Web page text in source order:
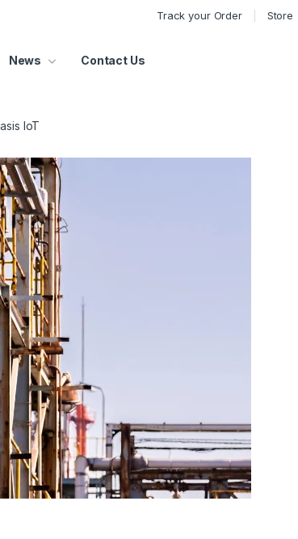
Track your Order Store
News Contact Us
IoT